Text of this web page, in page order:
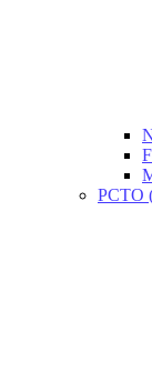
PCTO